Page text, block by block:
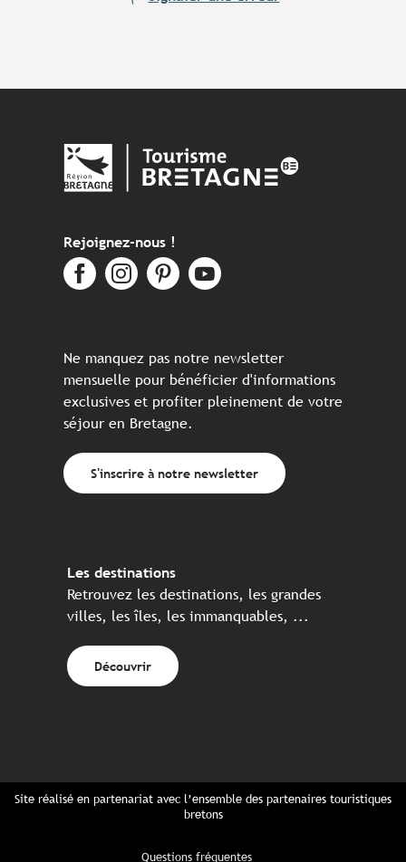
Rejoignez-nous !
Ne manquez pas notre newsletter
mensuelle pour bénéficier d'informations
exclusives et profiter pleinement de votre
séjour en Bretagne.
S'inscrire à notre newsletter
Les destinations
Retrouvez les destinations, les grandes
villes, les îles, les immanquables, ...
Découvrir
Site réalisé en partenariat avec l’ensemble des partenaires touristiques
bretons
Questions fréquentes